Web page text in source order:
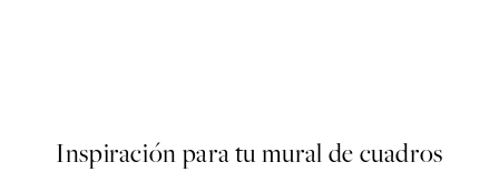
Inspiración para tu mural de cuadros